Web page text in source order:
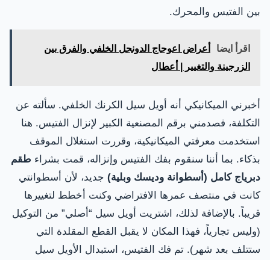
بين الفتيس والمحرك.
اقرأ ايضا
أعراض اعوجاج الدونجل الخلفي والفرق بين
الزرجينة والتغيير | أعطال
أخبرني الميكانيكي أنه أويل سيل الكرنك الخلفي. سألته عن
التكلفة، فصدمني برقم المصنعية الكبير لإنزال الفتيس. هنا
استخدمت معرفتي الميكانيكية، وقررت استغلال الموقف
بذكاء. بما أننا سنقوم بفك الفتيس وإنزاله، قمت بشراء طقم
دبرياج كامل (أسطوانة وديسك وبلية) جديد، لأن أسطوانتي
كانت في منتصف عمرها الافتراضي وكنت أخطط لتغييرها
قريباً. بالإضافة لذلك، اشتريت أويل سيل “أصلي” من التوكيل
(وليس تجارياً، فهذا المكان لا يقبل القطع المقلدة التي
ستتلف بعد شهر). تم فك الفتيس، استبدال الأويل سيل